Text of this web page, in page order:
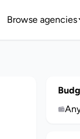
Browse agencies